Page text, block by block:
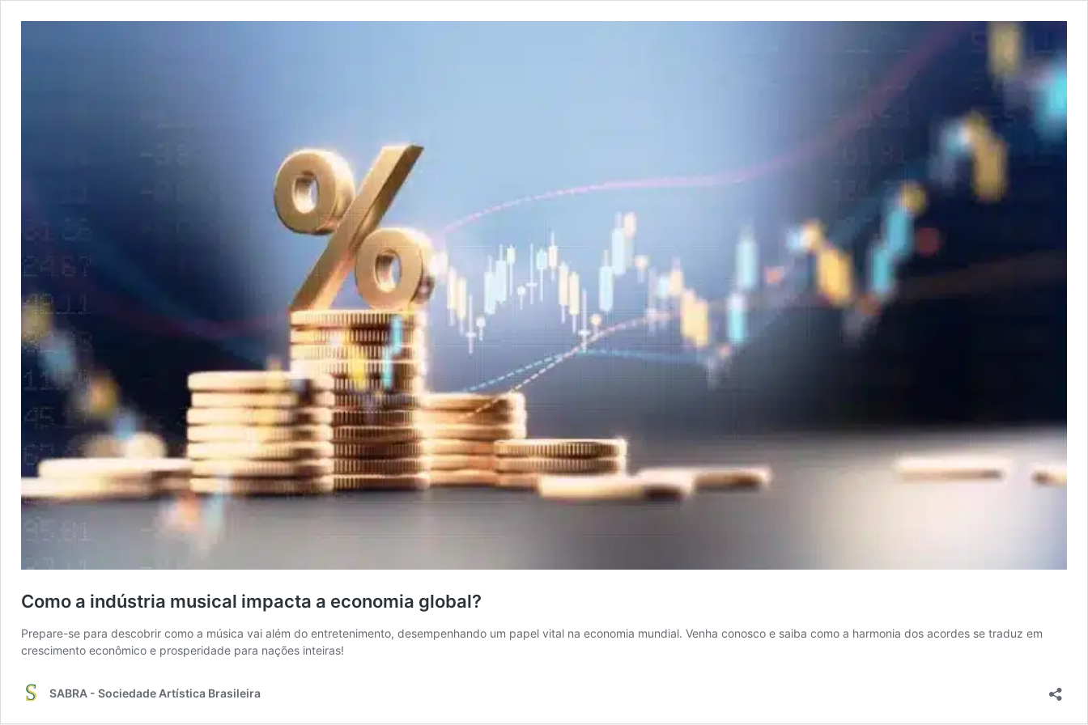
Como a indústria musical impacta a economia global?
Prepare-se para descobrir como a música vai além do entretenimento, desempenhando um papel vital na economia mundial. Venha conosco e saiba como a harmonia dos acordes se traduz em
crescimento econômico e prosperidade para nações inteiras!
SABRA - Sociedade Artística Brasileira